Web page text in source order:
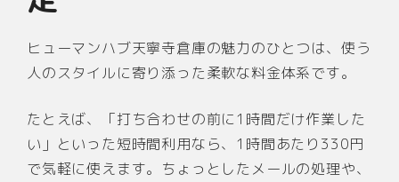
ヒューマンハブ天寧寺倉庫の魅力のひとつは、使う
人のスタイルに寄り添った柔軟な料金体系です。
たとえば、「打ち合わせの前に1時間だけ作業した
い」といった短時間利用なら、1時間あたり330円
で気軽に使えます。ちょっとしたメールの処理や、